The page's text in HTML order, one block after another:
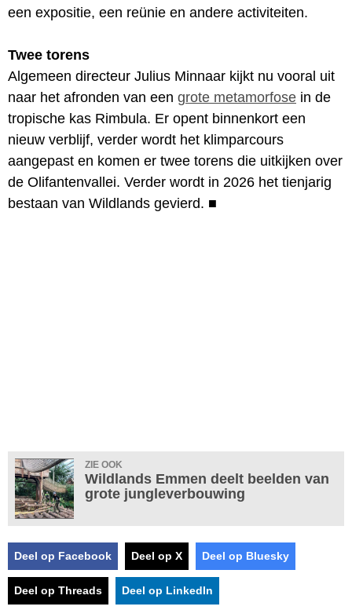
een expositie, een reünie en andere activiteiten.
Twee torens
Algemeen directeur Julius Minnaar kijkt nu vooral uit
naar het afronden van een grote metamorfose in de
tropische kas Rimbula. Er opent binnenkort een
nieuw verblijf, verder wordt het klimparcours
aangepast en komen er twee torens die uitkijken over
de Olifantenvallei. Verder wordt in 2026 het tienjarig
bestaan van Wildlands gevierd. ■
ZIE OOK
Wildlands Emmen deelt beelden van
grote jungleverbouwing
Deel op Facebook Deel op X Deel op Bluesky
Deel op Threads Deel op LinkedIn